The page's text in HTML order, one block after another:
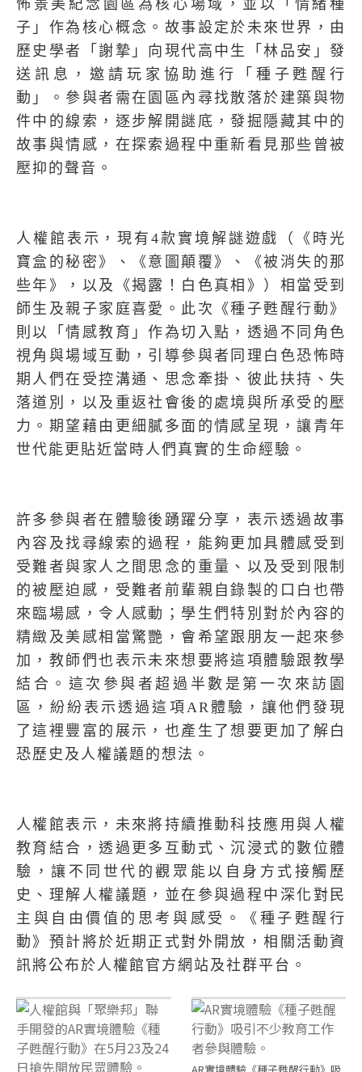
怖景美紀念園區為核心場域，並以「情緒種
子」作為核心概念。故事設定於未來世界，由
歷史學者「謝摯」向現代高中生「林品安」發
送訊息，邀請玩家協助進行「種子甦醒行
動」。參與者需在園區內尋找散落於建築與物
件中的線索，逐步解開謎底，發掘隱藏其中的
故事與情感，在探索過程中重新看見那些曾被
壓抑的聲音。
人權館表示，現有4款實境解謎遊戲（《時光
寶盒的秘密》、《意圖顛覆》、《被消失的那
些年》，以及《揭露！白色真相》）相當受到
師生及親子家庭喜愛。此次《種子甦醒行動》
則以「情感教育」作為切入點，透過不同角色
視角與場域互動，引導參與者同理白色恐怖時
期人們在受控溝通、思念牽掛、彼此扶持、失
落道別，以及重返社會後的處境與所承受的壓
力。期望藉由更細膩多面的情感呈現，讓青年
世代能更貼近當時人們真實的生命經驗。
許多參與者在體驗後踴躍分享，表示透過故事
內容及找尋線索的過程，能夠更加具體感受到
受難者與家人之間思念的重量、以及受到限制
的被壓迫感，受難者前輩親自錄製的口白也帶
來臨場感，令人感動；學生們特別對於內容的
精緻及美感相當驚艷，會希望跟朋友一起來參
加，教師們也表示未來想要將這項體驗跟教學
結合。這次參與者超過半數是第一次來訪園
區，紛紛表示透過這項AR體驗，讓他們發現
了這裡豐富的展示，也產生了想要更加了解白
恐歷史及人權議題的想法。
人權館表示，未來將持續推動科技應用與人權
教育結合，透過更多互動式、沉浸式的數位體
驗，讓不同世代的觀眾能以自身方式接觸歷
史、理解人權議題，並在參與過程中深化對民
主與自由價值的思考與感受。《種子甦醒行
動》預計將於近期正式對外開放，相關活動資
訊將公布於人權館官方網站及社群平台。